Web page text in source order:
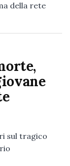
della rete
sul tragico